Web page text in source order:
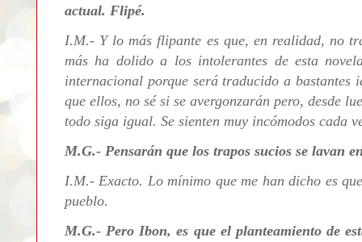
actual. Flipé.
I.M.- Y lo más flipante es que, en realidad, no
más ha dolido a los intolerantes de esta
internacional porque será traducido a bastantes
que ellos, no sé si se avergonzarán pero, desde
todo siga igual. Se sienten muy incómodos cada
M.G.- Pensarán que los trapos sucios se lavan
I.M.- Exacto. Lo mínimo que me han dicho es
pueblo.
M.G.- Pero Ibon, es que el planteamiento de